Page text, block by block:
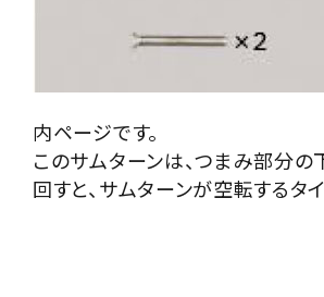
ACCOUNT MENU
ようこそ ゲスト 様
内ページです。
このサムターンは、つまみ部分の
回すと、サムターンが空転するタイ